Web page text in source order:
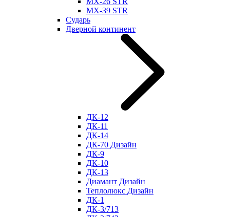
МХ-39 STR
Сударь
Дверной континент
ДК-12
ДК-11
ДК-14
ДК-70 Дизайн
ДК-9
ДК-10
ДК-13
Диамант Дизайн
Теплолюкс Дизайн
ДК-1
ДК-3/713